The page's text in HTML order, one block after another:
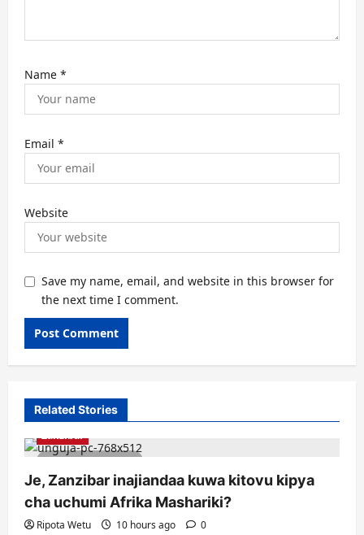
Name *
Email *
Website
Save my name, email, and website in this browser for
the next time I comment.
Related Stories
4 minutes read
Zanzibar
Je, Zanzibar inajiandaa kuwa kitovu kipya
cha uchumi Afrika Mashariki?
Ripota Wetu 10 hours ago 0